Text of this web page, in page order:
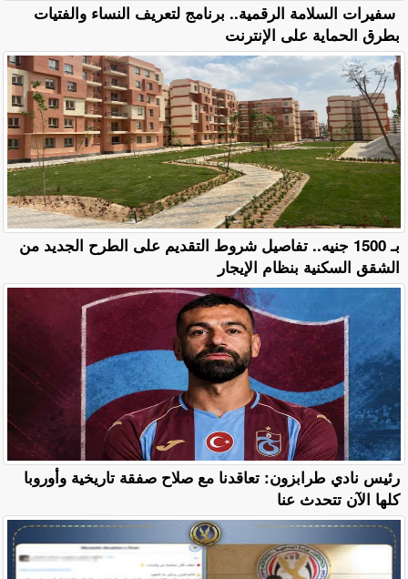
سفيرات السلامة الرقمية.. برنامج لتعريف النساء والفتيات
بطرق الحماية على الإنترنت
بـ 1500 جنيه.. تفاصيل شروط التقديم على الطرح الجديد من
الشقق السكنية بنظام الإيجار
رئيس نادي طرابزون: تعاقدنا مع صلاح صفقة تاريخية وأوروبا
كلها الآن تتحدث عنا